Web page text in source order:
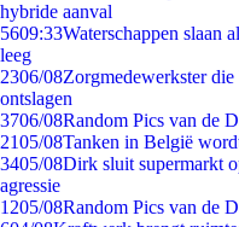
hybride aanval
5609:33Waterschappen slaan
leeg
2306/08Zorgmedewerkster
ontslagen
3706/08Random Pics van de
2105/08Tanken in België
3405/08Dirk sluit supermarkt
agressie
1205/08Random Pics van de